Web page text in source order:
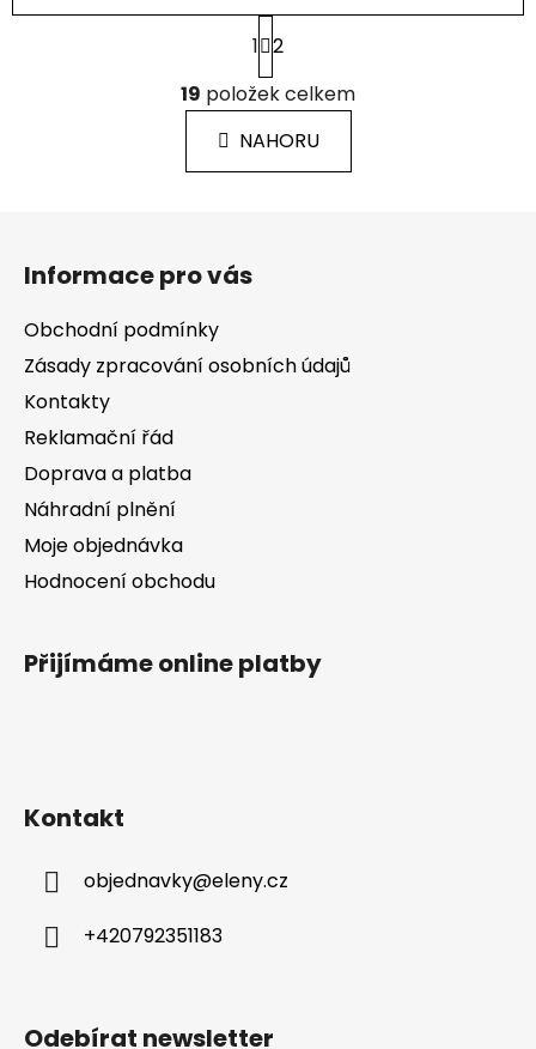
O
v
l
á
d
k
S
t
r
á
n
k
1 2
19 položek celkem
NAHORU
Informace pro vás
Obchodní podmínky
Zásady zpracování osobních údajů
Kontakty
Reklamační řád
Doprava a platba
Náhradní plnění
Moje objednávka
Hodnocení obchodu
Přijímáme online platby
Kontakt
objednavky@eleny.cz
+420792351183
Odebírat newsletter